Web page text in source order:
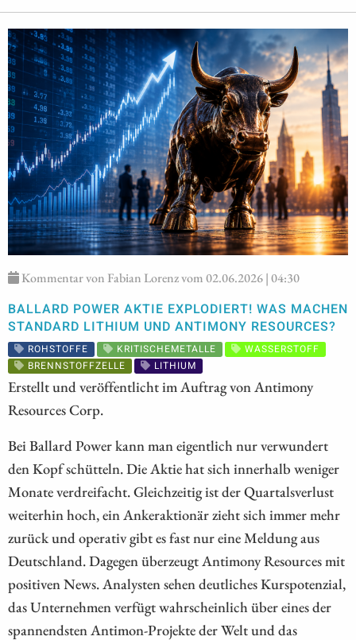
Kommentar von Fabian Lorenz vom 02.06.2026 | 04:30
BALLARD POWER AKTIE EXPLODIERT! WAS MACHEN
STANDARD LITHIUM UND ANTIMONY RESOURCES?
ROHSTOFFE KRITISCHEMETALLE
WASSERSTOFF
BRENNSTOFFZELLE
LITHIUM
Erstellt und veröffentlicht im Auftrag von Antimony
Resources Corp.
Bei Ballard Power kann man eigentlich nur verwundert
den Kopf schütteln. Die Aktie hat sich innerhalb weniger
Monate verdreifacht. Gleichzeitig ist der Quartalsverlust
weiterhin hoch, ein Ankeraktionär zieht sich immer mehr
zurück und operativ gibt es fast nur eine Meldung aus
Deutschland. Dagegen überzeugt Antimony Resources mit
positiven News. Analysten sehen deutliches Kurspotenzial,
das Unternehmen verfügt wahrscheinlich über eines der
spannendsten Antimon-Projekte der Welt und das